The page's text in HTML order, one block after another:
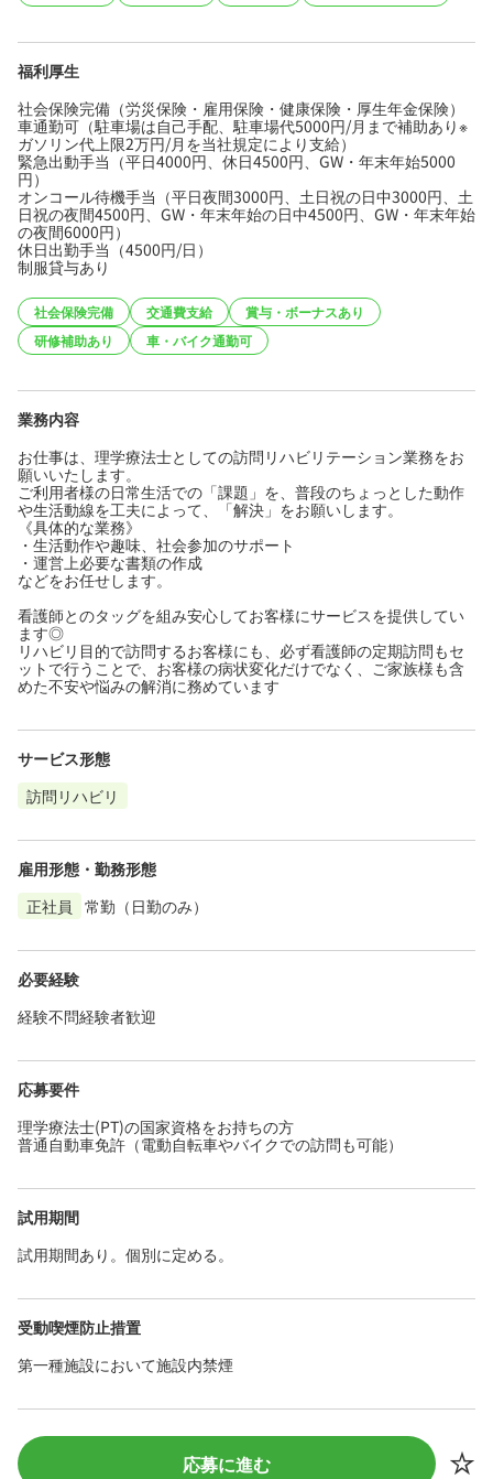
福利厚生
社会保険完備（労災保険・雇用保険・健康保険・厚生年金保険）
車通勤可（駐車場は自己手配、駐車場代5000円/月まで補助あり※
ガソリン代上限2万円/月を当社規定により支給）
緊急出動手当（平日4000円、休日4500円、GW・年末年始5000
円）
オンコール待機手当（平日夜間3000円、土日祝の日中3000円、土
日祝の夜間4500円、GW・年末年始の日中4500円、GW・年末年始
の夜間6000円）
休日出勤手当（4500円/日）
制服貸与あり
社会保険完備 交通費支給
賞与・ボーナスあり
研修補助あり
車・バイク通勤可
業務内容
お仕事は、理学療法士としての訪問リハビリテーション業務をお
願いいたします。
ご利用者様の日常生活での「課題」を、普段のちょっとした動作
や生活動線を工夫によって、「解決」をお願いします。
《具体的な業務》
・生活動作や趣味、社会参加のサポート
・運営上必要な書類の作成
などをお任せします。
看護師とのタッグを組み安心してお客様にサービスを提供してい
ます◎
リハビリ目的で訪問するお客様にも、必ず看護師の定期訪問もセ
ットで行うことで、お客様の病状変化だけでなく、ご家族様も含
めた不安や悩みの解消に務めています
サービス形態
訪問リハビリ
雇用形態・勤務形態
正社員
常勤（日勤のみ）
必要経験
経験不問経験者歓迎
応募要件
理学療法士(PT)の国家資格をお持ちの方
普通自動車免許（電動自転車やバイクでの訪問も可能）
試用期間
試用期間あり。個別に定める。
受動喫煙防止措置
第一種施設において施設内禁煙
応募に進む